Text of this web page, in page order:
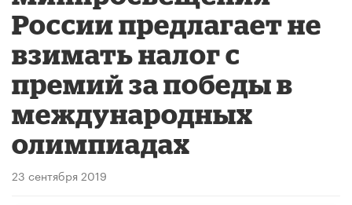
России предлагает не
взимать налог с
премий за победы в
международных
олимпиадах
23 сентября 2019